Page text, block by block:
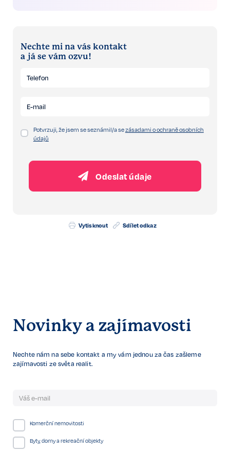
Nechte mi na vás kontakt
a já se vám ozvu!
Potvrzuji, že jsem se seznámil/a sezásadami o ochraně osobních
údajů
Odeslat údaje
Vytisknout Sdílet odkaz
Novinky a zajímavosti
Nechte nám na sebe kontakt a my vám jednou za čas zašleme
zajímavosti ze světa realit.
Komerční nemovitosti
Byty, domy a rekreační objekty